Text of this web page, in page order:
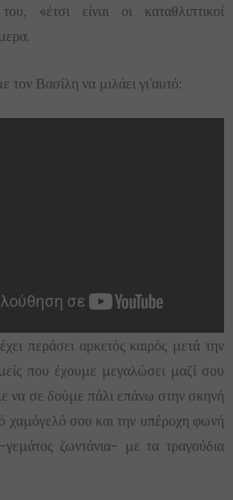
«έτσι είναι οι καταθλιπτικοί
τον Βασίλη να μιλάει γι’αυτό:
περάσει αρκετός καιρός μετά την
που έχουμε μεγαλώσει μαζί σου
να σε δούμε πάλι επάνω στην σκηνή
χαμόγελό σου και την υπέροχη φωνή
ζωντάνια- με τα τραγούδια